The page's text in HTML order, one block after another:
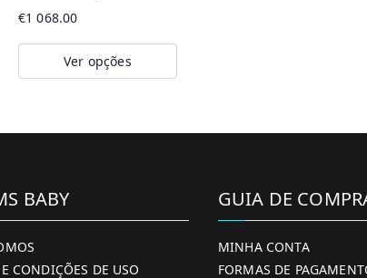
€1 068.00
Ver opções
variants.
The
options
may
BABY
CONDIÇÕES DE USO
GUIA DE
MINHA CONTA
FORMAS DE